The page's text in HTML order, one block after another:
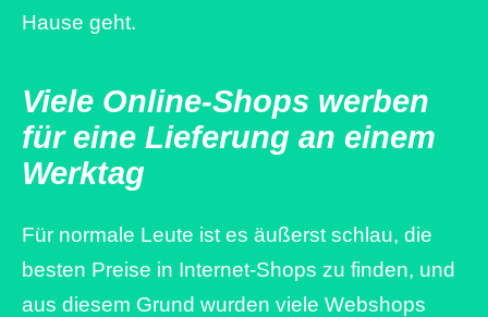
Hause geht.
Viele Online-Shops werben
für eine Lieferung an einem
Werktag
Für normale Leute ist es äußerst schlau, die
besten Preise in Internet-Shops zu finden, und
aus diesem Grund wurden viele Webshops